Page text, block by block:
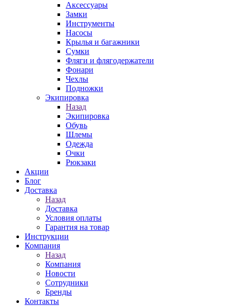
Аксессуары
Замки
Инструменты
Насосы
Крылья и багажники
Сумки
Фляги и флягодержатели
Фонари
Чехлы
Подножки
Экипировка
Назад
Экипировка
Обувь
Шлемы
Одежда
Очки
Рюкзаки
Акции
Блог
Доставка
Назад
Доставка
Условия оплаты
Гарантия на товар
Инструкции
Компания
Назад
Компания
Новости
Сотрудники
Бренды
Контакты